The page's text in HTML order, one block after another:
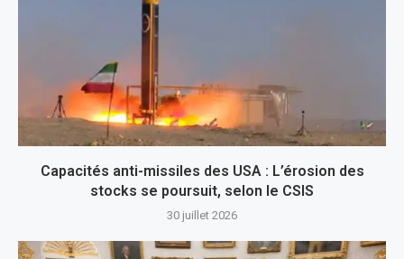
Capacités anti-missiles des USA : L’érosion des
stocks se poursuit, selon le CSIS
30 juillet 2026